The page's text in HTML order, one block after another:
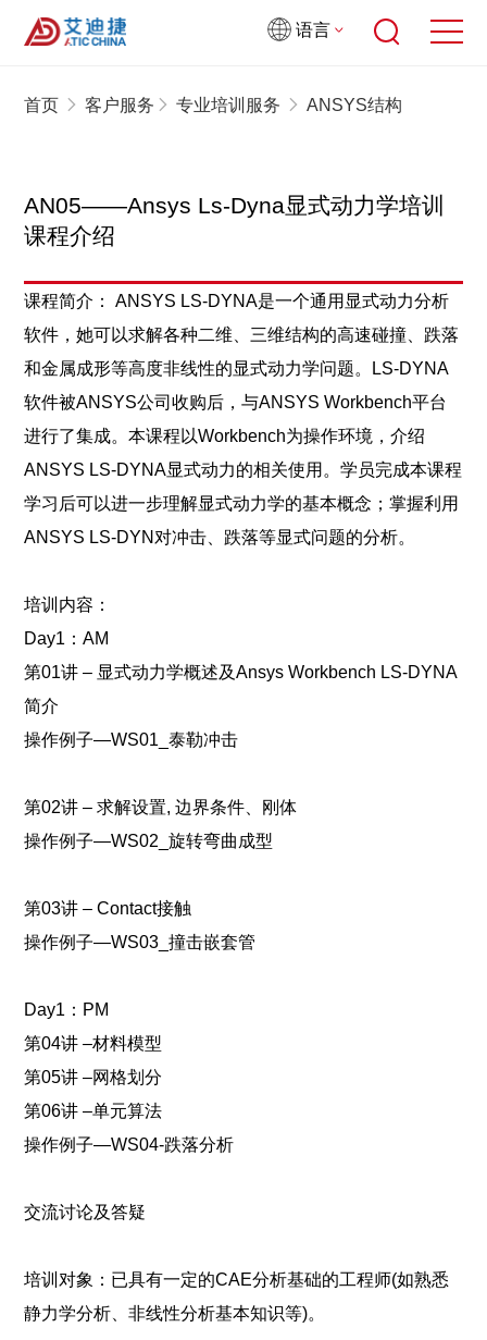
语言
首页 客户服务 专业培训服务 ANSYS结构
AN05——Ansys Ls-Dyna显式动力学培训
课程介绍
课程简介： ANSYS LS-DYNA是一个通用显式动力分析
软件，她可以求解各种二维、三维结构的高速碰撞、跌落
和金属成形等高度非线性的显式动力学问题。LS-DYNA
软件被ANSYS公司收购后，与ANSYS Workbench平台
进行了集成。本课程以Workbench为操作环境，介绍
ANSYS LS-DYNA显式动力的相关使用。学员完成本课程
学习后可以进一步理解显式动力学的基本概念；掌握利用
ANSYS LS-DYN对冲击、跌落等显式问题的分析。
培训内容：
Day1：AM
第01讲 – 显式动力学概述及Ansys Workbench LS-DYNA
简介
操作例子—WS01_泰勒冲击
第02讲 – 求解设置, 边界条件、刚体
操作例子—WS02_旋转弯曲成型
第03讲 – Contact接触
操作例子—WS03_撞击嵌套管
Day1：PM
第04讲 –材料模型
第05讲 –网格划分
第06讲 –单元算法
操作例子—WS04-跌落分析
交流讨论及答疑
培训对象：已具有一定的CAE分析基础的工程师(如熟悉
静力学分析、非线性分析基本知识等)。